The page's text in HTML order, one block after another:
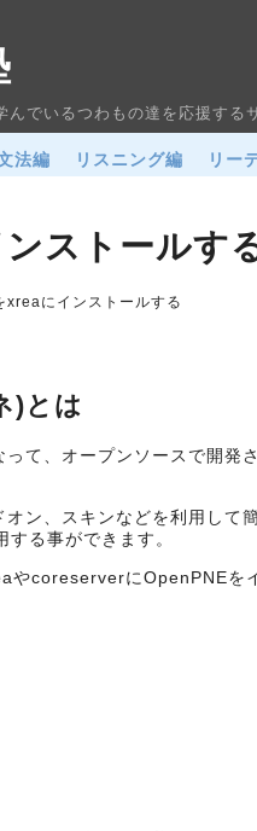
でいるつわもの達を応援する
法編 リスニング編 リー
ストールす
にインストールする
)とは
て、オープンソースで開発
ン、スキンなどを利用して
る事ができます。
やcoreserverにOpenPNEを